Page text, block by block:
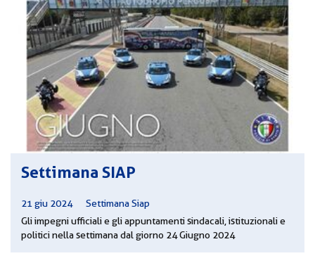
Settimana SIAP
21 giu 2024
Settimana Siap
Gli impegni ufficiali e gli appuntamenti sindacali, istituzionali e
politici nella settimana dal giorno 24 Giugno 2024